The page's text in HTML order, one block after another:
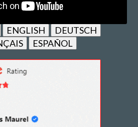
ENGLISH
DEUTSCH
ESPAÑOL